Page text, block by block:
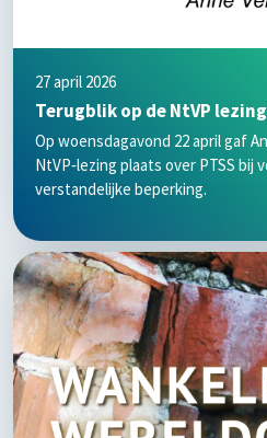
27 april 2026
Terugblik op de NtVP
Op woensdagavond 22 april gaf
NtVP‑lezing plaats over PTSS bij
verstandelijke beperking.